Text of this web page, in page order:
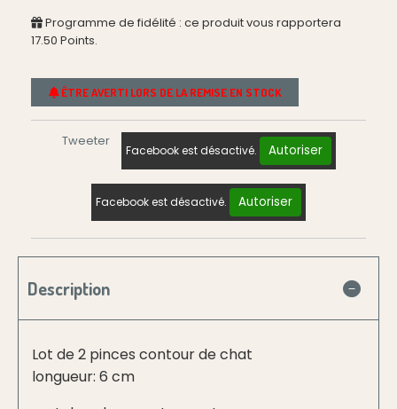
Programme de fidélité : ce produit vous rapportera
17.50 Points.
ÊTRE AVERTI LORS DE LA REMISE EN STOCK
Tweeter
Facebook est désactivé. Autoriser
Facebook est désactivé. Autoriser
Description
Lot de 2 pinces contour de chat
longueur: 6 cm